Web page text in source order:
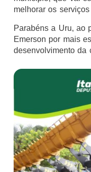
melhorar os
Parabéns a Uru, ao
Emerson por mais
desenvolvimento da